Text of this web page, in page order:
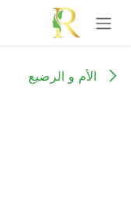
تخطي للذهاب إلى المحتوى
الأم و الرضيع